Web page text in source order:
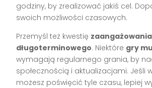
godziny, by zrealizować jakiś cel.
swoich możliwości czasowych.
Przemyśl też kwestię zaangażowania
długoterminowego. Niektóre gry
wymagają regularnego grania, by
społecznością i aktualizacjami. Jeśli
możesz poświęcić tyle czasu, lepiej